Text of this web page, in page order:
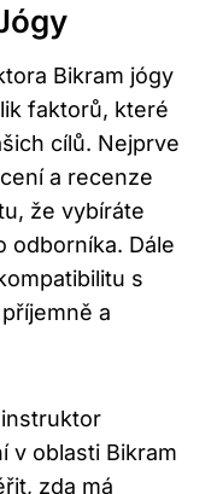
Bikram jógy
faktorů, které
cílů. Nejprve
a recenze
že vybíráte
odborníka. Dále
s
a
v oblasti Bikram
zda má